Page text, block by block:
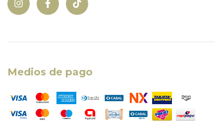
Medios de pago